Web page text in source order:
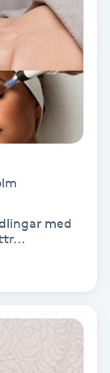
med